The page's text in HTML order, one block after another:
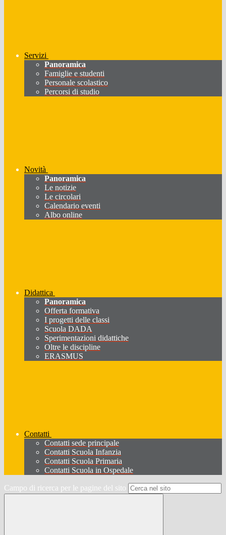
Servizi
Panoramica
Famiglie e studenti
Personale scolastico
Percorsi di studio
Novità
Panoramica
Le notizie
Le circolari
Calendario eventi
Albo online
Didattica
Panoramica
Offerta formativa
I progetti delle classi
Scuola DADA
Sperimentazioni didattiche
Oltre le discipline
ERASMUS
Contatti
Contatti sede principale
Contatti Scuola Infanzia
Contatti Scuola Primaria
Contatti Scuola in Ospedale
Campo di ricerca per le pagine del sito